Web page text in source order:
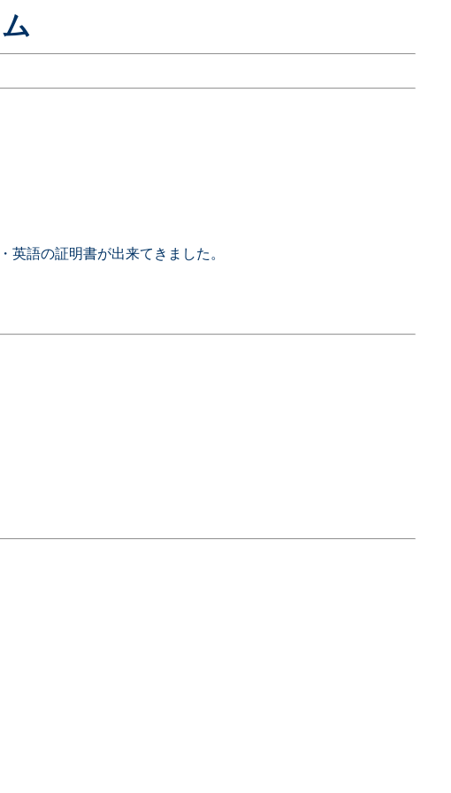
語の証明書が出来てきました。